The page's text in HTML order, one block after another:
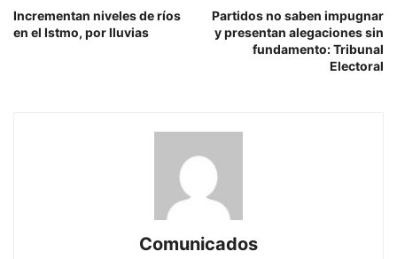
Incrementan niveles de ríos
en el Istmo, por lluvias
Partidos no saben impugnar
y presentan alegaciones sin
fundamento: Tribunal
Electoral
Comunicados